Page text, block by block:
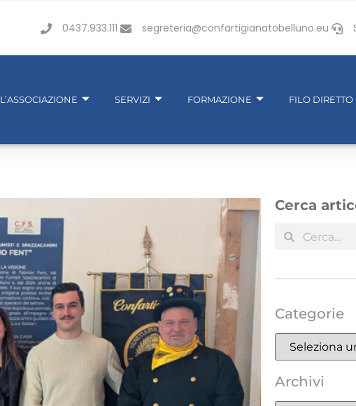
0437.933.111 segreteria@confartigianatobelluno.eu
L’ASSOCIAZIONE SERVIZI FORMAZIONE FILO DIRETTO
Cerca
Categorie
Archivi